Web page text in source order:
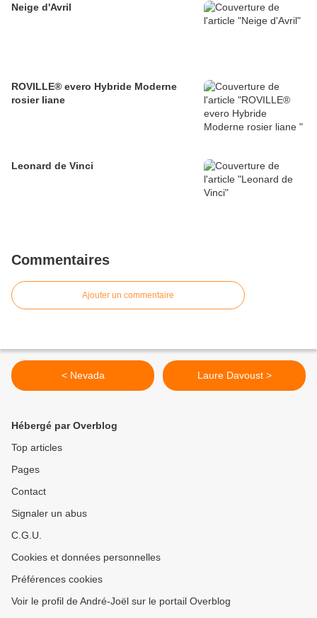
Neige d'Avril
ROVILLE® evero Hybride Moderne
rosier liane
Leonard de Vinci
Commentaires
Ajouter un commentaire
< Nevada Laure Davoust >
Hébergé par Overblog
Top articles
Pages
Contact
Signaler un abus
C.G.U.
Cookies et données personnelles
Préférences cookies
Voir le profil de André-Joël sur le portail Overblog